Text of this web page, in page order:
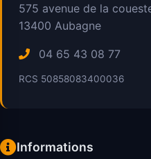
575 avenue de la
13400 Aubagne
04 65 43 08 77
RCS 50858083400036
Informations